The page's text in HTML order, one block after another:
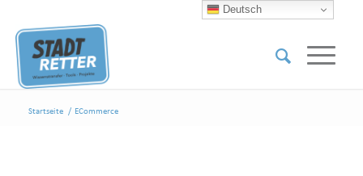
Startseite / ECommerce
Deutsch